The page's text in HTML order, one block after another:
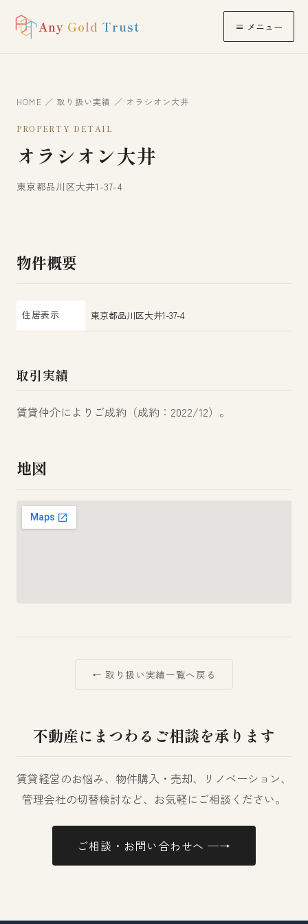
Any Gold Trust ≡ メニュー
HOME ／ 取り扱い実績 ／ オラシオン大井
PROPERTY DETAIL
オラシオン大井
東京都品川区大井1-37-4
物件概要
住居表示 東京都品川区大井1-37-4
取引実績
賃貸仲介によりご成約（成約：2022/12）。
地図
← 取り扱い実績一覧へ戻る
不動産にまつわるご相談を承ります
賃貸経営のお悩み、物件購入・売却、リノベーション、
管理会社の切替検討など、お気軽にご相談ください。
ご相談・お問い合わせへ ─→